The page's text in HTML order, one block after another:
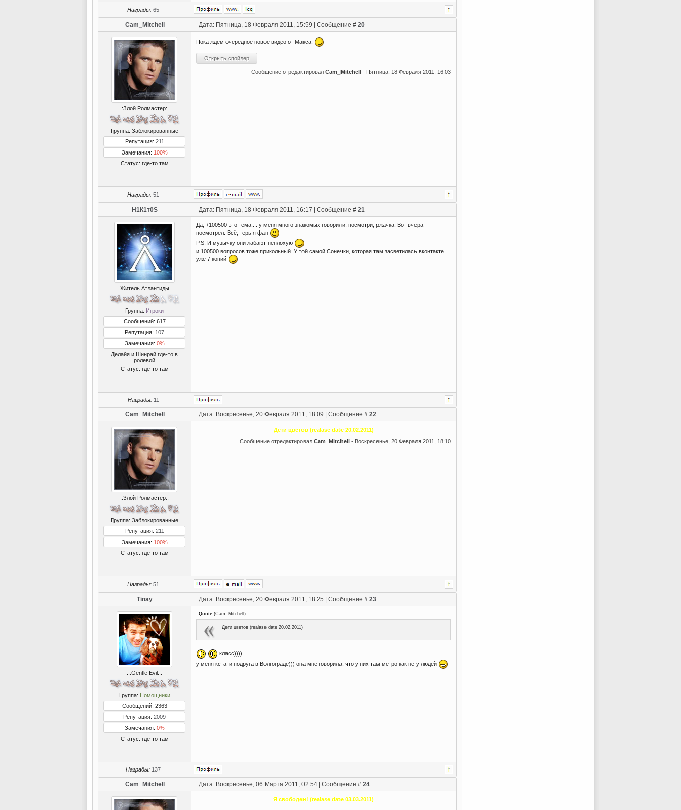
Награды: 65
Cam_Mitchell Дата: Пятница, 18 Февраля 2011, 15:59 | Сообщение # 20
.:Злой Ролмастер:.
Группа: Заблокированные
Репутация: 211
Замечания: 100%
Статус: где-то там
Пока ждем очередное новое видео от Макса:
Сообщение отредактировал Cam_Mitchell - Пятница, 18 Февраля 2011, 16:03
Награды: 51
Н1К1т0S Дата: Пятница, 18 Февраля 2011, 16:17 | Сообщение # 21
Житель Атлантиды
Группа: Игроки
Сообщений: 617
Репутация: 107
Замечания: 0%
Делайя и Шинрай где-то в
ролевой
Статус: где-то там
Да, +100500 это тема.... у меня много знакомых говорили, посмотри, ржачка. Вот вчера
посмотрел. Всё, терь я фан
P.S. И музычку они лабают неплохую
и 100500 вопросов тоже прикольный. У той самой Сонечки, которая там засветилась вконтакте
уже 7 копий
Награды: 11
Cam_Mitchell Дата: Воскресенье, 20 Февраля 2011, 18:09 | Сообщение # 22
.:Злой Ролмастер:.
Группа: Заблокированные
Репутация: 211
Замечания: 100%
Статус: где-то там
Дети цветов (realase date 20.02.2011)
Сообщение отредактировал Cam_Mitchell - Воскресенье, 20 Февраля 2011, 18:10
Награды: 51
Tinay Дата: Воскресенье, 20 Февраля 2011, 18:25 | Сообщение # 23
...Gentle Evil...
Группа: Помощники
Сообщений: 2363
Репутация: 2009
Замечания: 0%
Статус: где-то там
Quote (Cam_Mitchell )
Дети цветов (realase date 20.02.2011)
класс))))
у меня кстати подруга в Волгограде))) она мне говорила, что у них там метро как не у людей
Награды: 137
Cam_Mitchell Дата: Воскресенье, 06 Марта 2011, 02:54 | Сообщение # 24
Я свободен! (realase date 03.03.2011)